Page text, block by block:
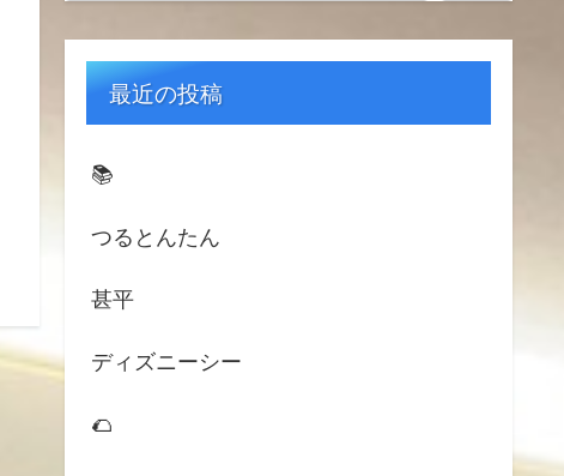
最近の投稿
📚️
つるとんたん
甚平
ディズニーシー
🌮